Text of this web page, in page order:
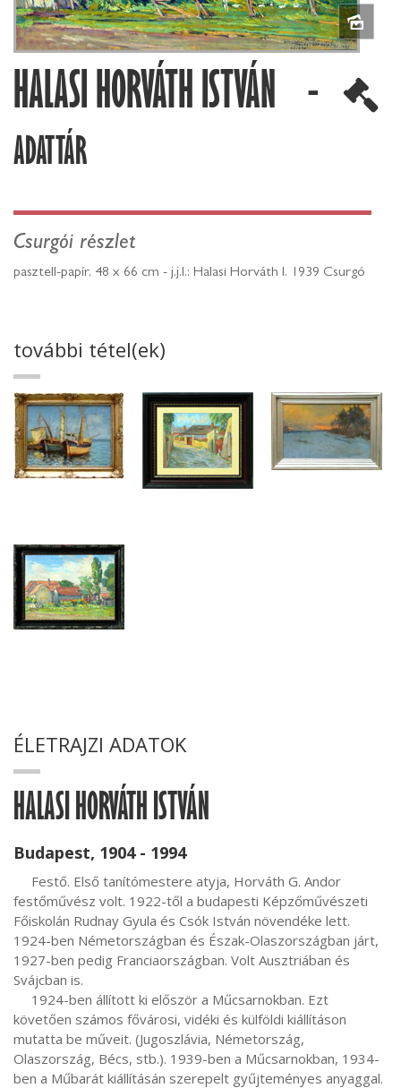
HALASI HORVÁTH ISTVÁN -
ADATTÁR
Csurgói részlet
pasztell-papír, 48 x 66 cm - j.j.l.: Halasi Horváth I. 1939 Csurgó
további tétel(ek)
ÉLETRAJZI ADATOK
HALASI HORVÁTH ISTVÁN
Budapest, 1904 - 1994
festőművész volt. 1922-től a budapesti Képzőművészeti
Főiskolán Rudnay Gyula és Csók István növendéke lett.
1924-ben Németországban és Észak-Olaszországban járt,
1927-ben pedig Franciaországban. Volt Ausztriában és
Svájcban is.
követően számos fővárosi, vidéki és külföldi kiállításon
mutatta be műveit. (Jugoszlávia, Németország,
Olaszország, Bécs, stb.). 1939-ben a Műcsarnokban, 1934-
ben a Műbarát kiállításán szerepelt gyűjteményes anyaggal.